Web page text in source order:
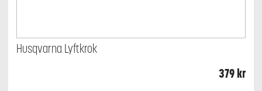
Husqvarna Lyftkrok
379kr